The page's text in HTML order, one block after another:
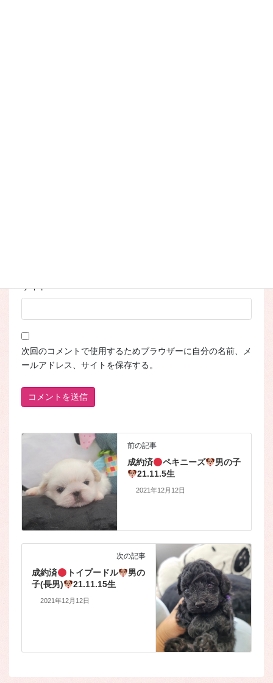
サイト
次回のコメントで使用するためブラウザーに自分の名前、メ
ールアドレス、サイトを保存する。
前の記事
成約済 ペキニーズ
男の子
21.11.5生
2021年12月12日
次の記事
成約済 トイプードル
男の
子(長男)
21.11.15生
2021年12月12日